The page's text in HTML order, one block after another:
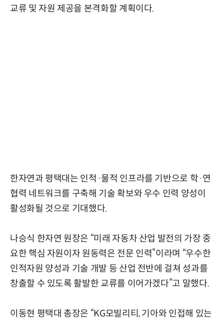
교류 및 자원 제공을 본격화할 계획이다.
한자연과 평택대는 인적·물적 인프라를 기반으로 학·연
협력 네트워크를 구축해 기술 확보와 우수 인력 양성이
활성화될 것으로 기대했다.
나승식 한자연 원장은 “미래 자동차 산업 발전의 가장 중
요한 핵심 자원이자 원동력은 전문 인력”이라며 “우수한
인적자원 양성과 기술 개발 등 산업 전반에 걸쳐 성과를
창출할 수 있도록 활발한 교류를 이어가겠다”고 말했다.
이동현 평택대 총장은 “KG모빌리티, 기아와 인접해 있는